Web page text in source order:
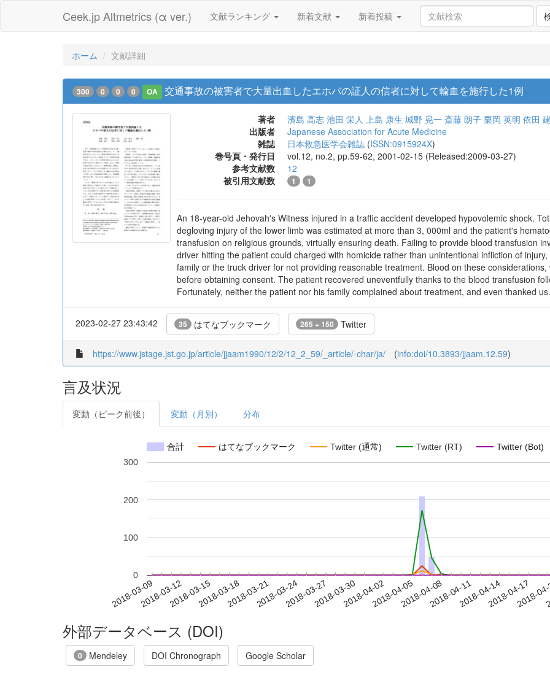
Ceek.jp Altmetrics (α ver.) 文献ランキング 新着文献 新着投稿
ホーム 文献詳細
300 0 0 0 OA 交通事故の被害者で大量出血したエホバの証人の信者に対して輸血を施行した1例
著者 濱島 高志 池田 栄人 上島 康生 城野 晃一 斎藤 朗子 栗岡 英明 依田
出版者
Japanese Association for Acute Medicine
雑誌
日本救急医学会雑誌 (ISSN:0915924X)
巻号頁・発行日
vol.12, no.2, pp.59-62, 2001-02-15 (Released:2009-03-27)
参考文献数
12
被引用文献数
1 1
An 18-year-old Jehovah's Witness injured in a traffic accident developed hypovolemic shock.
degloving injury of the lower limb was estimated at more than 3, 000ml and the patient's
transfusion on religious grounds, virtually ensuring death. Failing to provide blood transfusion
driver hitting the patient could charged with homicide rather than unintentional infliction of
family or the truck driver for not providing reasonable treatment. Blood on these
before obtaining consent. The patient recovered uneventfully thanks to the blood transfusion
Fortunately, neither the patient nor his family complained about treatment, and even thanked us.
2023-02-27 23:43:42 35 はてなブックマーク 265 + 150 Twitter
https://www.jstage.jst.go.jp/article/jjaam1990/12/2/12_2_59/_article/-char/ja/ (info:doi/10.3893/jjaam.12.59)
言及状況
変動（ピーク前後） 変動（月別） 分布
合計 はてなブックマーク Twitter (通常) Twitter (RT) Twitter (Bot)
2018-03-092018-03-122018-03-152018-03-182018-03-212018-03-242018-03-272018-03-302018-04-022018-04-052018-04-082018-04-112018-04-142018-04-17
2018-
0
100
200
300
外部データベース (DOI)
0 Mendeley DOI Chronograph Google Scholar